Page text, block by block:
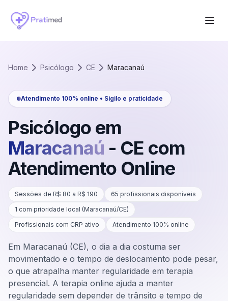
Home Psicólogo CE Maracanaú
Atendimento 100% online • Sigilo e praticidade
Psicólogo em
Maracanaú - CE com
Atendimento Online
Sessões de R$ 80 a R$ 190 65 profissionais disponíveis
1 com prioridade local (Maracanaú/CE)
Profissionais com CRP ativo
Atendimento 100% online
Em Maracanaú (CE), o dia a dia costuma ser
movimentado e o tempo de deslocamento pode pesar,
o que atrapalha manter regularidade em terapia
presencial. A terapia online ajuda a manter
regularidade sem depender de trânsito e tempo de